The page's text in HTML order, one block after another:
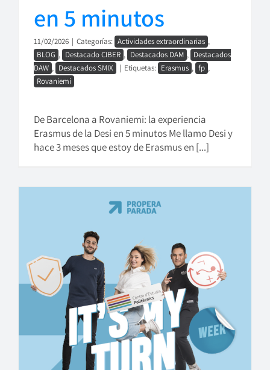
en 5 minutos
11/02/2026 | Categorías: Actividades extraordinarias ,
BLOG , Destacado CIBER , Destacados DAM , Destacados
DAW , Destacados SMIX | Etiquetas: Erasmus , fp ,
Rovaniemi
De Barcelona a Rovaniemi: la experiencia
Erasmus de la Desi en 5 minutos Me llamo Desi y
hace 3 meses que estoy de Erasmus en [...]